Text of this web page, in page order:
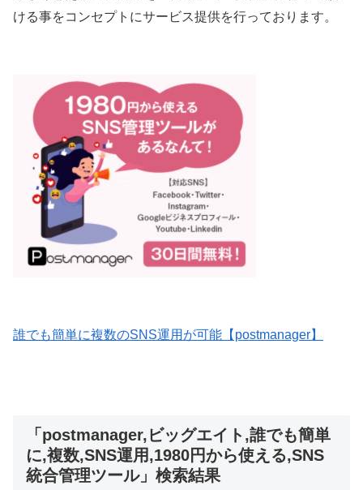
ける事をコンセプトにサービス提供を行っております。
誰でも簡単に複数のSNS運用が可能【postmanager】
「postmanager,ビッグエイト,誰でも簡単
に,複数,SNS運用,1980円から使える,SNS
統合管理ツール」検索結果